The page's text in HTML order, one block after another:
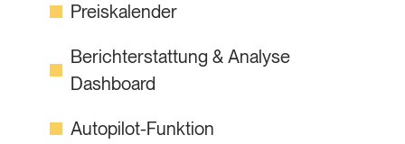
Preiskalender
Berichterstattung & Analyse
Dashboard
Autopilot-Funktion